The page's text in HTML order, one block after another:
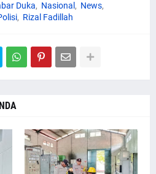
Duka Nasional
News
Rizal Fadillah